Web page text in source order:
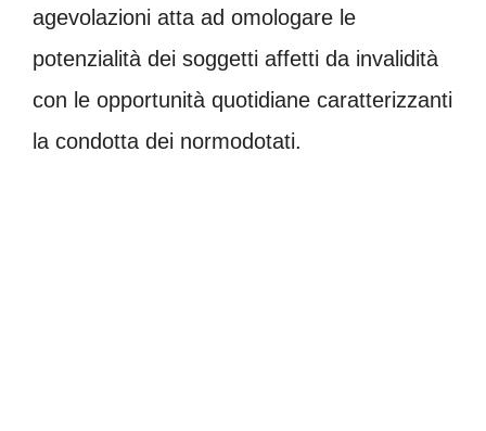
agevolazioni atta ad omologare le
potenzialità dei soggetti affetti da invalidità
con le opportunità quotidiane caratterizzanti
la condotta dei normodotati.